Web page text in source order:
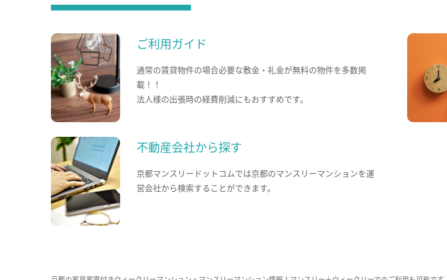
ご利用ガイド
通常の賃貸物件の場合必要な敷金・礼金が無料の物件を多数掲
載！！
法人様の出張時の経費削減にもおすすめです。
不動産会社から探す
京都マンスリードットコムでは京都のマンスリーマンションを運
営会社から検索することができます。